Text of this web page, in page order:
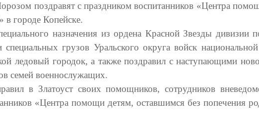
поздравят с праздником воспитанников «Центра
в городе Копейске.
назначения из ордена Красной Звезды дивизии
грузов Уральского округа войск
ледовый городок, а также поздравил с наступающими
семей военнослужащих.
в Златоуст своих помощников, сотрудников
«Центра помощи детям, оставшимся без попечения